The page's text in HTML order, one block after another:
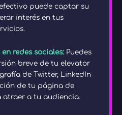
puede captar su
interés en tus
redes sociales: Puedes
breve de tu elevator
de Twitter, LinkedIn
de tu página de
atraer a tu audiencia.